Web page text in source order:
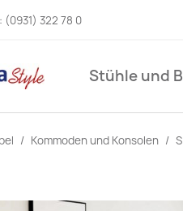
(0931) 322 78 0
Stühle und
Kommoden und Konsolen